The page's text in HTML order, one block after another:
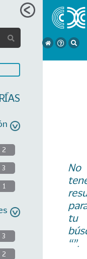
2
3
1
3
2
No
tu
“”.